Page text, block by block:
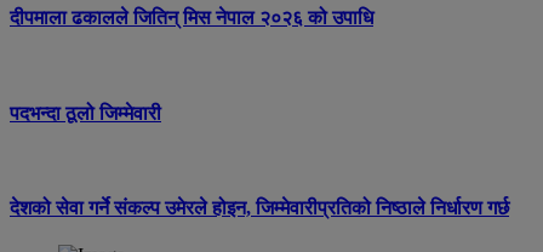
दीपमाला ढकालले जितिन् मिस नेपाल २०२६ को उपाधि
पदभन्दा ठूलो जिम्मेवारी
देशको सेवा गर्ने संकल्प उमेरले होइन, जिम्मेवारीप्रतिको निष्ठाले निर्धारण गर्छ